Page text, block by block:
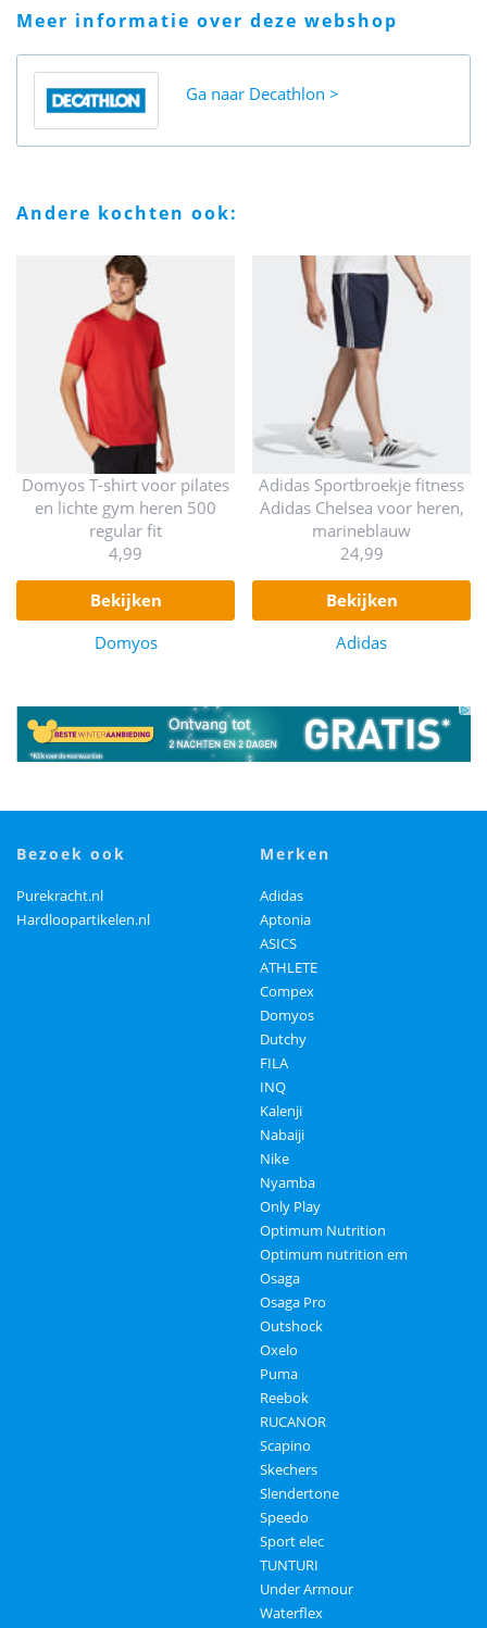
meer informatie over deze webshop
Ga naar Decathlon
andere kochten ook:
Domyos T-shirt voor pilates
en lichte gym heren 500
regular fit
4,99
bekijken
Domyos
Adidas Sportbroekje fitness
Adidas Chelsea voor heren,
marineblauw
24,99
bekijken
Adidas
bezoek ook
Purekracht.nl
Hardloopartikelen.nl
merken
Adidas
Aptonia
ASICS
ATHLETE
Compex
Domyos
Dutchy
FILA
INQ
Kalenji
Nabaiji
Nike
Nyamba
Only Play
Optimum Nutrition
Optimum nutrition em
Osaga
Osaga Pro
Outshock
Oxelo
Puma
Reebok
RUCANOR
Scapino
Skechers
Slendertone
Speedo
Sport elec
TUNTURI
Under Armour
Waterflex